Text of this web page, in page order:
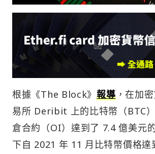
根據《The Block》報導，在加
易所 Deribit 上的比特幣（BTC
倉合約（OI）達到了 7.4 億美元
下自 2021 年 11 月比特幣價格達